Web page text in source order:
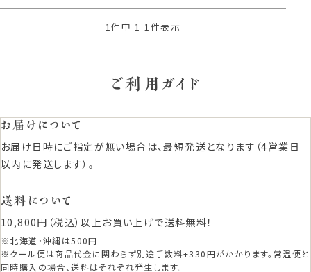
1件中 1-1件表示
ご利用ガイド
お届けについて
お届け日時にご指定が無い場合は、最短発送となります（4営業日
以内に発送します）。
送料について
10,800円（税込）以上お買い上げで送料無料！
※北海道・沖縄は500円
※クール便は商品代金に関わらず別途手数料+330円がかかります。常温便と
同時購入の場合、送料はそれぞれ発生します。